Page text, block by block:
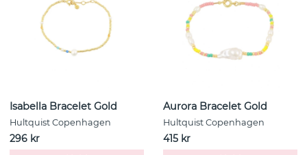
Isabella Bracelet Gold
Hultquist Copenhagen
296 kr
Aurora Bracelet Gold
Hultquist Copenhagen
415 kr